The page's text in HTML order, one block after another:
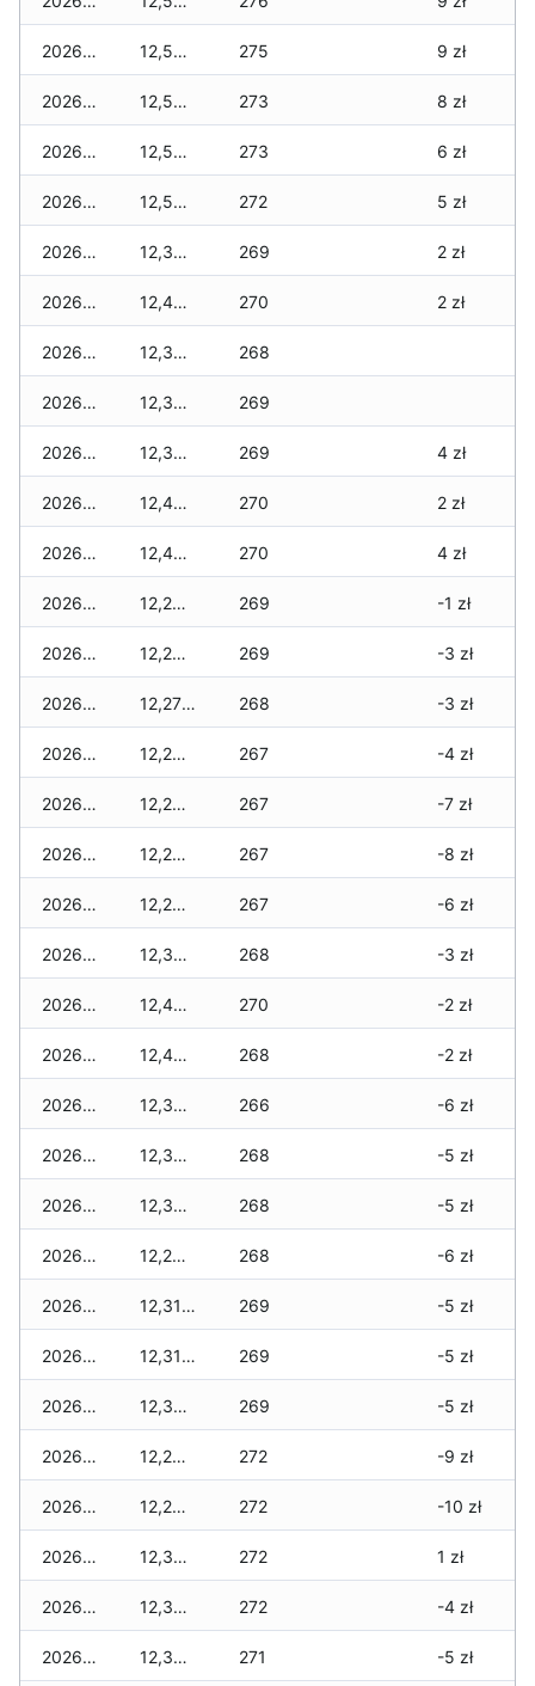
2026-06-17 12,540 zł 275 9 zł
2026-06-16 12,520 zł 273 8 zł
2026-06-15 12,540 zł 273 6 zł
2026-06-14 12,500 zł 272 5 zł
2026-06-13 12,390 zł 269 2 zł
2026-06-12 12,420 zł 270 2 zł
2026-06-11 12,370 zł 268
2026-06-10 12,370 zł 269
2026-06-09 12,390 zł 269 4 zł
2026-06-07 12,430 zł 270 2 zł
2026-06-06 12,430 zł 270 4 zł
2026-06-05 12,280 zł 269 -1 zł
2026-06-04 12,280 zł 269 -3 zł
2026-06-03 12,270 zł 268 -3 zł
2026-06-02 12,260 zł 267 -4 zł
2026-06-01 12,260 zł 267 -7 zł
2026-05-31 12,240 zł 267 -8 zł
2026-05-30 12,240 zł 267 -6 zł
2026-05-29 12,320 zł 268 -3 zł
2026-05-28 12,490 zł 270 -2 zł
2026-05-27 12,480 zł 268 -2 zł
2026-05-26 12,330 zł 266 -6 zł
2026-05-25 12,350 zł 268 -5 zł
2026-05-24 12,350 zł 268 -5 zł
2026-05-23 12,290 zł 268 -6 zł
2026-05-22 12,310 zł 269 -5 zł
2026-05-21 12,310 zł 269 -5 zł
2026-05-20 12,330 zł 269 -5 zł
2026-05-19 12,290 zł 272 -9 zł
2026-05-18 12,280 zł 272 -10 zł
2026-05-17 12,360 zł 272 1 zł
2026-05-16 12,360 zł 272 -4 zł
2026-05-15 12,340 zł 271 -5 zł